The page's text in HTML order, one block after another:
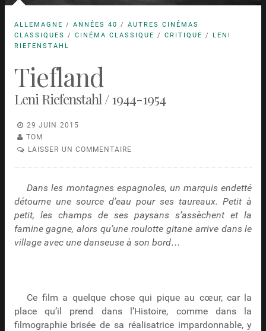
ALLEMAGNE / ANNÉES 40 / AUTRES CINÉMAS
CLASSIQUES
/ CINÉMA CLASSIQUE / CRITIQUE / LENI
RIEFENSTAHL
Tiefland
Leni Riefenstahl / 1944-1954
29 JUIN 2015
TOM
LAISSER UN COMMENTAIRE
Dans les montagnes espagnoles, un marquis endetté
détourne une source d’eau pour ses taureaux. Petit à
petit, les champs de ses paysans s’assèchent et la
famine gagne, alors qu’une roulotte gitane arrive dans le
village avec une danseuse à son bord…
Ce film a quelque chose qui pique au cœur, car la
place qu’il prend dans l’Histoire, comme dans la
filmographie brisée de sa réalisatrice impardonnable, y